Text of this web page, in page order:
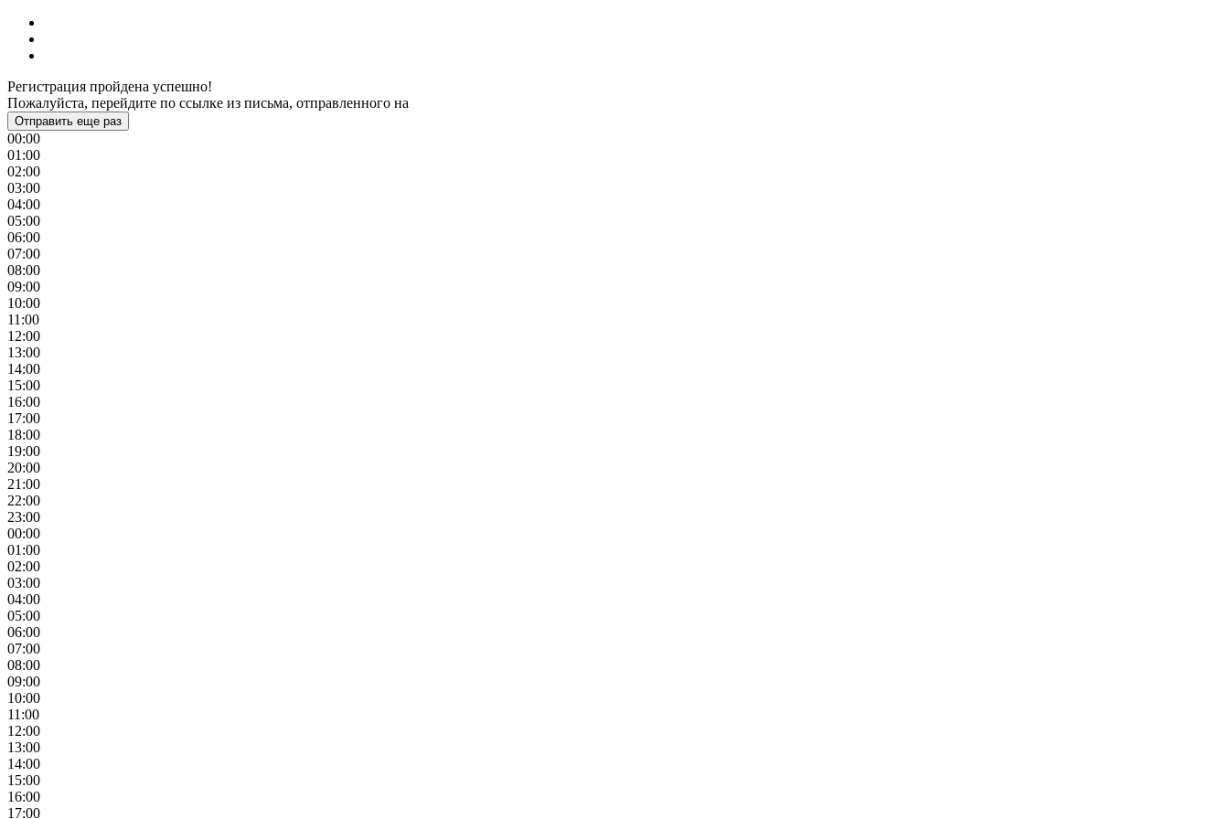
Регистрация пройдена успешно!
Пожалуйста, перейдите по ссылке из письма, отправленного на
Отправить еще раз
00:00
01:00
02:00
03:00
04:00
05:00
06:00
07:00
08:00
09:00
10:00
11:00
12:00
13:00
14:00
15:00
16:00
17:00
18:00
19:00
20:00
21:00
22:00
23:00
00:00
01:00
02:00
03:00
04:00
05:00
06:00
07:00
08:00
09:00
10:00
11:00
12:00
13:00
14:00
15:00
16:00
17:00